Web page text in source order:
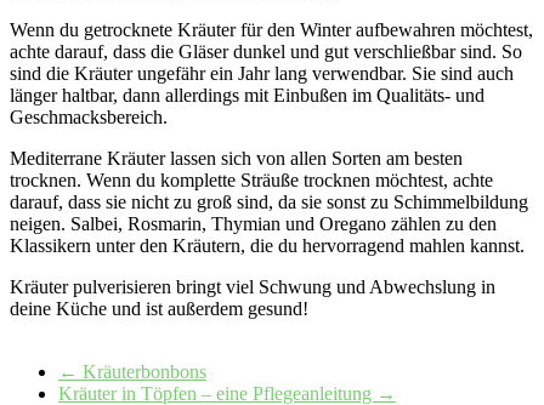
Wenn du getrocknete Kräuter für den Winter aufbewahren möchtest,
achte darauf, dass die Gläser dunkel und gut verschließbar sind. So
sind die Kräuter ungefähr ein Jahr lang verwendbar. Sie sind auch
länger haltbar, dann allerdings mit Einbußen im Qualitäts- und
Geschmacksbereich.
Mediterrane Kräuter lassen sich von allen Sorten am besten
trocknen. Wenn du komplette Sträuße trocknen möchtest, achte
darauf, dass sie nicht zu groß sind, da sie sonst zu Schimmelbildung
neigen. Salbei, Rosmarin, Thymian und Oregano zählen zu den
Klassikern unter den Kräutern, die du hervorragend mahlen kannst.
Kräuter pulverisieren bringt viel Schwung und Abwechslung in
deine Küche und ist außerdem gesund!
← Kräuterbonbons
Kräuter in Töpfen – eine Pflegeanleitung →